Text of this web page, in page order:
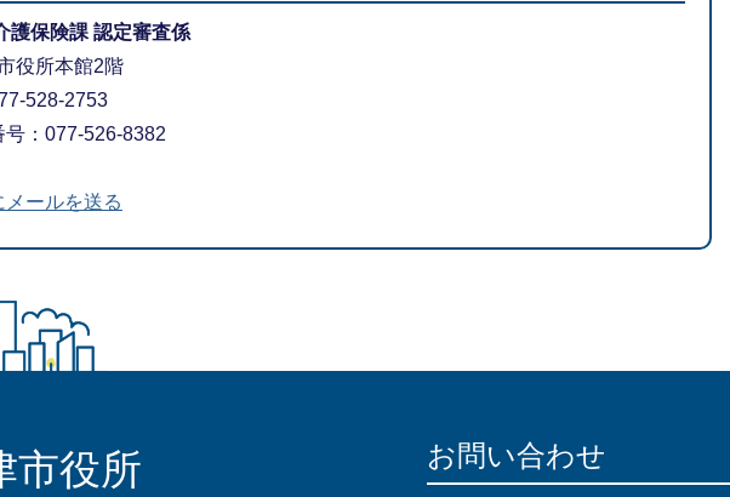
護保険課 認定審査係
役所本館2階
528-2753
号：077-526-8382
ールを送る
市役所 お問い合わせ